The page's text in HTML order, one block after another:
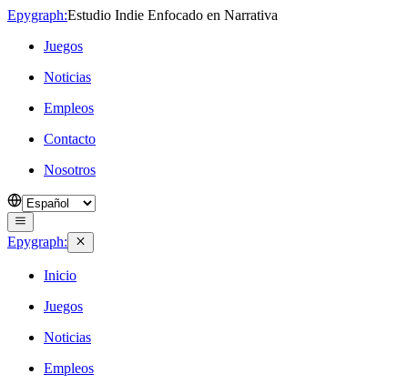
Epygraph:Estudio Indie Enfocado en Narrativa
Juegos
Noticias
Empleos
Contacto
Nosotros
Epygraph:
Inicio
Juegos
Noticias
Empleos